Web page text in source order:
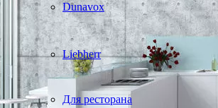
Dunavox
Liebherr
Для ресторана